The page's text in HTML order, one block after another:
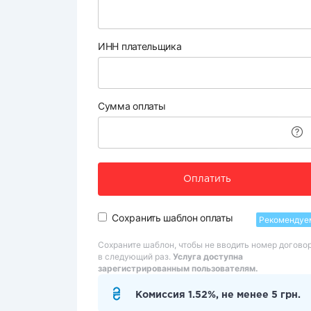
ИНН плательщика
Сумма оплаты
Оплатить
Сохранить шаблон оплаты
Сохраните шаблон, чтобы не вводить номер
в следующий раз. Услуга доступна
зарегистрированным пользователям.
Комиссия 1.52%, не менее 5 грн.